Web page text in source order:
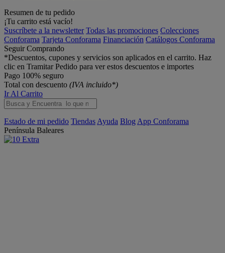
Resumen de tu pedido
¡Tu carrito está vacío!
Suscríbete a la newsletter Todas las promociones Colecciones
Conforama Tarjeta Conforama Financiación Catálogos Conforama
Seguir Comprando
*Descuentos, cupones y servicios son aplicados en el carrito. Haz
clic en Tramitar Pedido para ver estos descuentos e importes
Pago 100% seguro
Total con descuento (IVA incluido*)
Ir Al Carrito
Estado de mi pedido Tiendas Ayuda Blog App Conforama
Península Baleares